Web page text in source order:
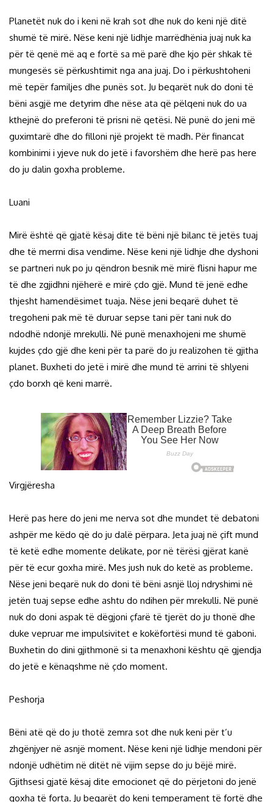
Planetët nuk do i keni në krah sot dhe nuk do keni një ditë
shumë të mirë. Nëse keni një lidhje marrëdhënia juaj nuk ka
për të qenë më aq e fortë sa më parë dhe kjo për shkak të
mungesës së përkushtimit nga ana juaj. Do i përkushtoheni
më tepër familjes dhe punës sot. Ju beqarët nuk do doni të
bëni asgjë me detyrim dhe nëse ata që pëlqeni nuk do ua
kthejnë do preferoni të prisni në qetësi. Në punë do jeni më
guximtarë dhe do filloni një projekt të madh. Për financat
kombinimi i yjeve nuk do jetë i favorshëm dhe herë pas here
do ju dalin goxha probleme.
Luani
Mirë është që gjatë kësaj dite të bëni një bilanc të jetës tuaj
dhe të merrni disa vendime. Nëse keni një lidhje dhe dyshoni
se partneri nuk po ju qëndron besnik më mirë flisni hapur me
të dhe zgjidhni njëherë e mirë çdo gjë. Mund të jenë edhe
thjesht hamendësimet tuaja. Nëse jeni beqarë duhet të
tregoheni pak më të duruar sepse tani për tani nuk do
ndodhë ndonjë mrekulli. Në punë menaxhojeni me shumë
kujdes çdo gjë dhe keni për ta parë do ju realizohen të gjitha
planet. Buxheti do jetë i mirë dhe mund të arrini të shlyeni
çdo borxh që keni marrë.
Virgjëresha
Herë pas here do jeni me nerva sot dhe mundet të debatoni
ashpër me këdo që do ju dalë përpara. Jeta juaj në çift mund
të ketë edhe momente delikate, por në tërësi gjërat kanë
për të ecur goxha mirë. Mes jush nuk do ketë as probleme.
Nëse jeni beqarë nuk do doni të bëni asnjë lloj ndryshimi në
jetën tuaj sepse edhe ashtu do ndihen për mrekulli. Në punë
nuk do doni aspak të dëgjoni çfarë të tjerët do ju thonë dhe
duke vepruar me impulsivitet e kokëfortësi mund të gaboni.
Buxhetin do dini gjithmonë si ta menaxhoni kështu që gjendja
do jetë e kënaqshme në çdo moment.
Peshorja
Bëni atë që do ju thotë zemra sot dhe nuk keni për t’u
zhgënjyer në asnjë moment. Nëse keni një lidhje mendoni për
ndonjë udhëtim në ditët në vijim sepse do ju bëjë mirë.
Gjithsesi gjatë kësaj dite emocionet që do përjetoni do jenë
goxha të forta. Ju beqarët do keni temperament të fortë dhe